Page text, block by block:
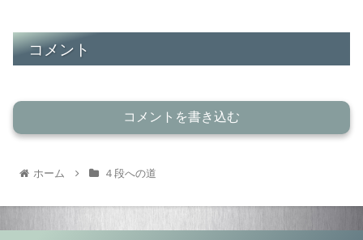
コメント
コメントを書き込む
ホーム ４段への道